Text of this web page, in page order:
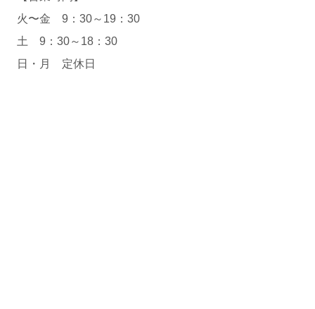
火〜金 9：30～19：30
土 9：30～18：30
日・月 定休日